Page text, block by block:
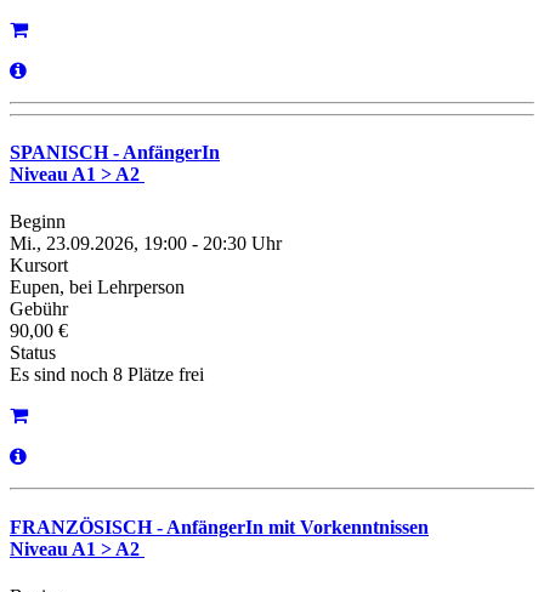
SPANISCH - AnfängerIn
Niveau A1 > A2
Beginn
Mi., 23.09.2026, 19:00 - 20:30 Uhr
Kursort
Eupen, bei Lehrperson
Gebühr
90,00 €
Status
Es sind noch 8 Plätze frei
FRANZÖSISCH - AnfängerIn mit Vorkenntnissen
Niveau A1 > A2